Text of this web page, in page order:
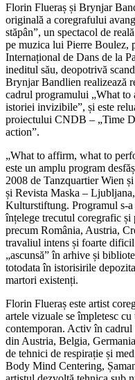
Florin Flueraș și Brynjar
originală a coregrafului
stăpân”, un spectacol de
pe muzica lui Pierre Boulez,
Internațional de Dans de la
ineditul său, deopotrivă
Brynjar Bandlien realizează
cadrul programului „What
istoriei invizibile”, și este
proiectului CNDB – „Time
action”.
„What to affirm, what to
este un amplu program
2008 de Tanzquartier Wien
și Revista Maska –
Kulturstiftung. Programul s-a
înțelege trecutul coregrafic
precum România, Austria,
travaliul intens și foarte
„ascunsă” în arhive și
totodata în istorisirile
martori existenți.
Florin Flueraș este artist
artele vizuale se împletesc
contemporan. Activ în
din Austria, Belgia,
de tehnici de respirație și
Body Mind Centering,